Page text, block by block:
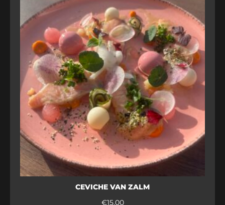
CEVICHE VAN ZALM
€15,00